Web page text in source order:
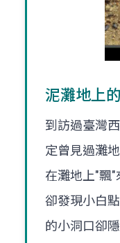
泥灘地上
到訪過臺灣
定曾見過灘
在灘地上"飄"
卻發現小白
的小洞口卻